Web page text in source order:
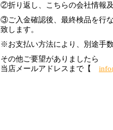
②折り返し、こちらの会社情報
③ご入金確認後、最終検品を行
致します。
※お支払い方法により、別途手
その他ご要望がありましたら
当店メールアドレスまで【